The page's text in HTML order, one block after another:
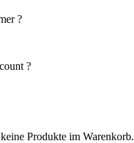
?
?
Produkte im Warenkorb.